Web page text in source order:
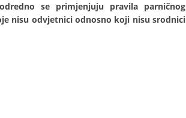
se primjenjuju pravila parničnog
nisu odvjetnici odnosno koji nisu srodnici